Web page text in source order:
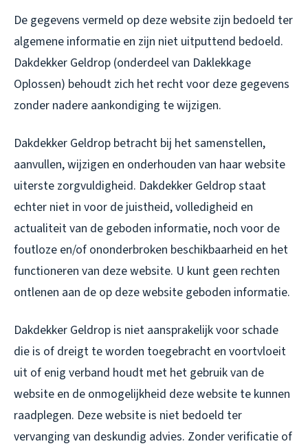
De gegevens vermeld op deze website zijn bedoeld ter
algemene informatie en zijn niet uitputtend bedoeld.
Dakdekker Geldrop (onderdeel van Daklekkage
Oplossen) behoudt zich het recht voor deze gegevens
zonder nadere aankondiging te wijzigen.
Dakdekker Geldrop betracht bij het samenstellen,
aanvullen, wijzigen en onderhouden van haar website
uiterste zorgvuldigheid. Dakdekker Geldrop staat
echter niet in voor de juistheid, volledigheid en
actualiteit van de geboden informatie, noch voor de
foutloze en/of ononderbroken beschikbaarheid en het
functioneren van deze website. U kunt geen rechten
ontlenen aan de op deze website geboden informatie.
Dakdekker Geldrop is niet aansprakelijk voor schade
die is of dreigt te worden toegebracht en voortvloeit
uit of enig verband houdt met het gebruik van de
website en de onmogelijkheid deze website te kunnen
raadplegen. Deze website is niet bedoeld ter
vervanging van deskundig advies. Zonder verificatie of